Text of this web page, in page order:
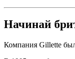
Начинай
Компания Gillette